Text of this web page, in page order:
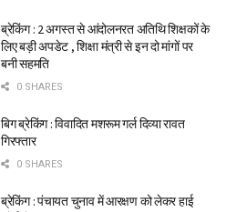
ब्रेकिंग : 2 अगस्त से आंदोलनरत अतिथि शिक्षकों के
लिए बड़ी अपडेट , शिक्षा मंत्री से इन दो मांगों पर
बनी सहमति
0 SHARES
बिग ब्रेकिंग : विवादित मशरूम गर्ल दिव्या रावत
गिरफ्तार
0 SHARES
ब्रेकिंग : पंचायत चुनाव में आरक्षण को लेकर हाई